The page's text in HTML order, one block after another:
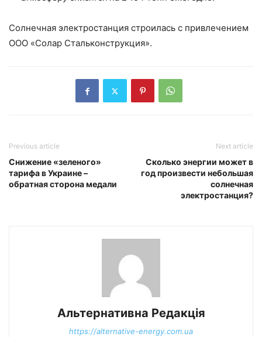
Солнечная электростанция строилась с привлечением
ООО «Солар Стальконструкция».
Previous article
Снижение «зеленого»
тарифа в Украине –
обратная сторона медали
Next article
Сколько энергии может в
год произвести небольшая
солнечная
электростанция?
Альтернативна Редакція
https://alternative-energy.com.ua